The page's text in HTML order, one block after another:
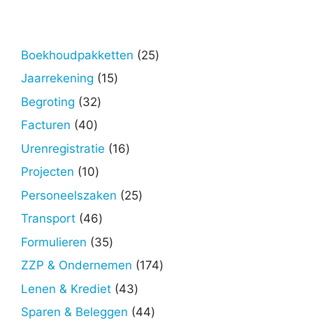
Boekhoudpakketten 2525
Jaarrekening 1515
Begroting 3232
Facturen 4040
producten
Urenregistratie 1616
Projecten 1010
producten
Personeelszaken 2525
Transport 4646
producten
Formulieren 3535
producten
ZZP & Ondernemen 174174
Lenen & Krediet 4343
producten
Sparen & Beleggen 4444